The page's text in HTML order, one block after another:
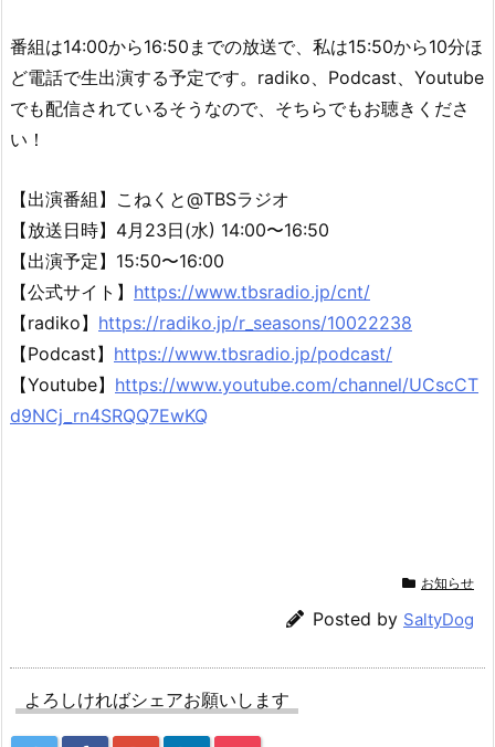
番組は14:00から16:50までの放送で、私は15:50から10分ほ
ど電話で生出演する予定です。radiko、Podcast、Youtube
でも配信されているそうなので、そちらでもお聴きくださ
い！
【出演番組】こねくと@TBSラジオ
【放送日時】4月23日(水) 14:00〜16:50
【出演予定】15:50〜16:00
【公式サイト】 https://www.tbsradio.jp/cnt/
【radiko】 https://radiko.jp/r_seasons/10022238
【Podcast】 https://www.tbsradio.jp/podcast/
【Youtube】 https://www.youtube.com/channel/UCscCT
d9NCj_rn4SRQQ7EwKQ
お知らせ
Posted by SaltyDog
よろしければシェアお願いします